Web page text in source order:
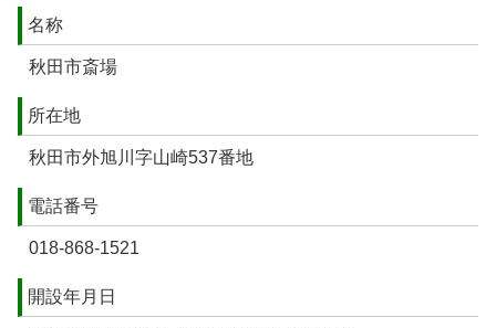
名称
秋田市斎場
所在地
秋田市外旭川字山崎537番地
電話番号
018-868-1521
開設年月日